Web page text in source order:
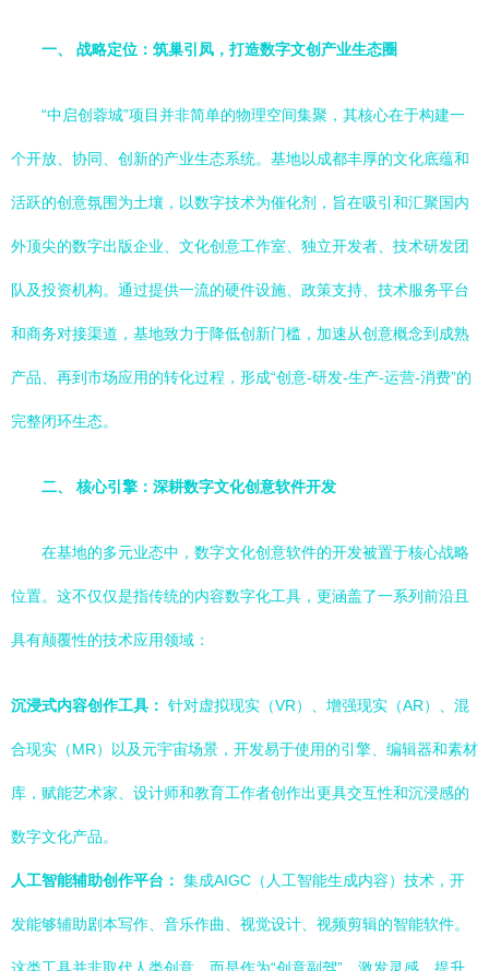
一、 战略定位：筑巢引凤，打造数字文创产业生态圈
“中启创蓉城”项目并非简单的物理空间集聚，其核心在于构建一
个开放、协同、创新的产业生态系统。基地以成都丰厚的文化底蕴和
活跃的创意氛围为土壤，以数字技术为催化剂，旨在吸引和汇聚国内
外顶尖的数字出版企业、文化创意工作室、独立开发者、技术研发团
队及投资机构。通过提供一流的硬件设施、政策支持、技术服务平台
和商务对接渠道，基地致力于降低创新门槛，加速从创意概念到成熟
产品、再到市场应用的转化过程，形成“创意-研发-生产-运营-消费”的
完整闭环生态。
二、 核心引擎：深耕数字文化创意软件开发
在基地的多元业态中，数字文化创意软件的开发被置于核心战略
位置。这不仅仅是指传统的内容数字化工具，更涵盖了一系列前沿且
具有颠覆性的技术应用领域：
沉浸式内容创作工具： 针对虚拟现实（VR）、增强现实（AR）、混
合现实（MR）以及元宇宙场景，开发易于使用的引擎、编辑器和素材
库，赋能艺术家、设计师和教育工作者创作出更具交互性和沉浸感的
数字文化产品。
人工智能辅助创作平台： 集成AIGC（人工智能生成内容）技术，开
发能够辅助剧本写作、音乐作曲、视觉设计、视频剪辑的智能软件。